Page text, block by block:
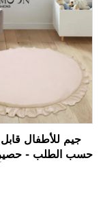
جيم للأطفال
حسب الطلب -